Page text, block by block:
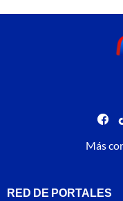
Más
RED DE PORTALES